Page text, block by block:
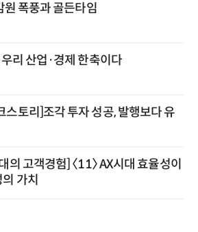
원 폭풍과 골든타임
리 산업·경제 한축이다
스토리]조각 투자 성공, 발행보다 유
의 고객경험] 〈11〉 AX시대 효율성이
가치